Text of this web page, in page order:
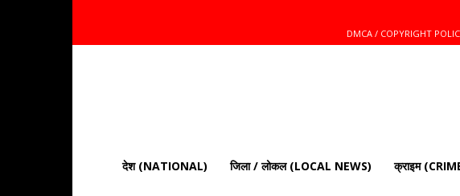
DMCA / COPYRIGHT
की
ताज़ा
देश (NATIONAL) जिला / लोकल (LOCAL NEWS) क्राइम